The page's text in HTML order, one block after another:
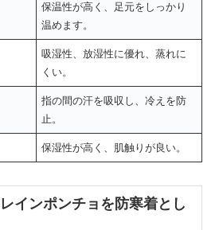
保温性が高く、足元をしっかり
温めます。
吸湿性、放湿性に優れ、蒸れに
くい。
指の間の汗を吸収し、冷えを防
止。
保湿性が高く、肌触りが良い。
インポンチョを防寒着とし